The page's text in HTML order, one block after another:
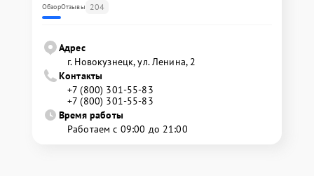
ОбзорОтзывы 204
Адрес
г. Новокузнецк, ул. Ленина, 2
Контакты
+7 (800) 301-55-83
+7 (800) 301-55-83
Время работы
Работаем с 09:00 до 21:00